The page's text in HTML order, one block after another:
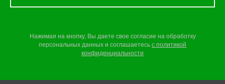
Нажимая на кнопку, Вы даете свое согласие на обработку
персональных данных и соглашаетесь c политикой
конфиденциальности